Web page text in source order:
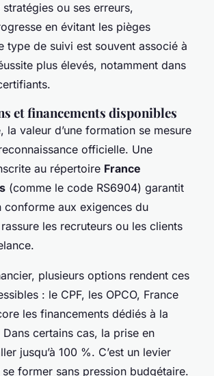
ou ses erreurs,
en évitant les pièges
type de suivi est souvent associé à
plus élevés, notamment dans
et financements disponibles
la valeur d’une formation se mesure
officielle. Une
au répertoire France
(comme le code RS6904) garantit
conforme aux exigences du
les recruteurs ou les clients
plusieurs options rendent ces
: le CPF, les OPCO, France
les financements dédiés à la
certains cas, la prise en
jusqu’à 100 %. C’est un levier
former sans pression budgétaire.